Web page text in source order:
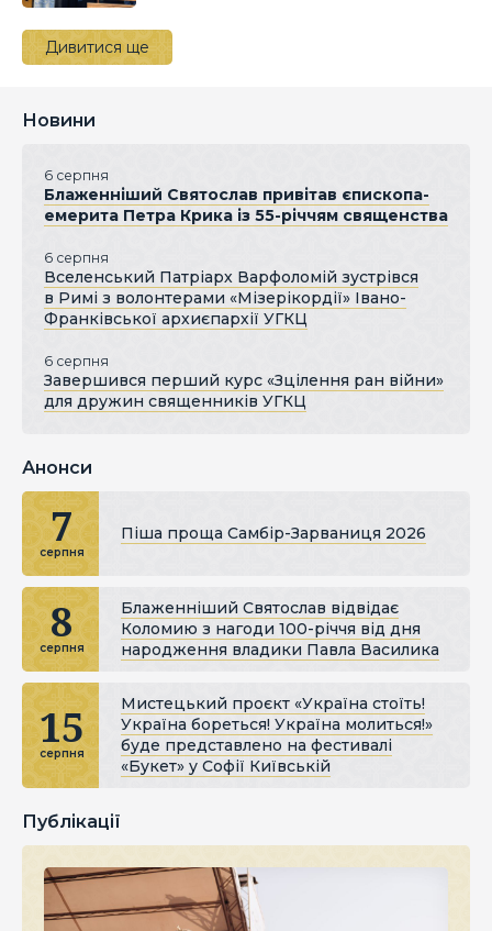
Дивитися ще
Новини
6 серпня
Блаженніший Святослав привітав єпископа-
емерита Петра Крика із 55-річчям священства
6 серпня
Вселенський Патріарх Варфоломій зустрівся
в Римі з волонтерами «Мізерікордії» Івано-
Франківської архиєпархії УГКЦ
6 серпня
Завершився перший курс «Зцілення ран війни»
для дружин священників УГКЦ
Анонси
7
серпня
Піша проща Самбір-Зарваниця 2026
8
серпня
Блаженніший Святослав відвідає
Коломию з нагоди 100-річчя від дня
народження владики Павла Василика
15
серпня
Мистецький проєкт «Україна стоїть!
Україна бореться! Україна молиться!»
буде представлено на фестивалі
«Букет» у Софії Київській
Публікації